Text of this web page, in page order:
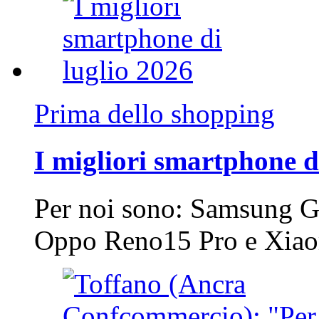
Prima dello shopping
I migliori smartphone
Per noi sono: Samsung
Oppo Reno15 Pro e